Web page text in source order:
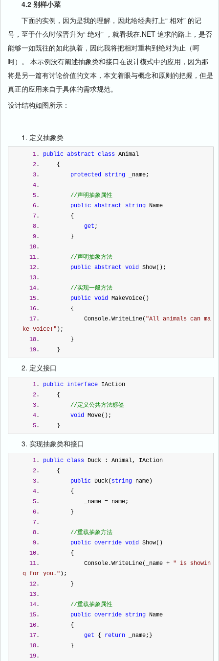
4.2 别样小菜
下面的实例，因为是我的理解，因此给经典打上“ 相对” 的记
号，至于什么时候晋升为“ 绝对” ，就看我在.NET 追求的路上，是否
能够一如既往的如此执着，因此我将把相对重构到绝对为止（呵
呵）。 本示例没有阐述抽象类和接口在设计模式中的应用，因为那
将是另一篇有讨论价值的文本，本文着眼与概念和原则的把握，但是
真正的应用来自于具体的需求规范。
设计结构如图所示：
1. 定义抽象类
1. public abstract class Animal
2.     {
3. protected string _name;
4.
5. //声明抽象属性
6. public abstract string Name
7.         {
8. get ;
9.         }
10.
11. //声明抽象方法
12. public abstract void Show();
13.
14. //实现一般方法
15. public void MakeVoice()
16.         {
17.             Console.WriteLine( "All animals can ma
ke voice! " );
18.         }
19.     }
2. 定义接口
1. public interface IAction
2.     {
3. //定义公共方法标签
4. void Move();
5.     }
3. 实现抽象类和接口
1. public class Duck : Animal, IAction
2.     {
3. public Duck( string name)
4.         {
5.             _name = name;
6.         }
7.
8. //重载抽象方法
9. public override void Show()
10.         {
11.             Console.WriteLine(_name + " is showin
g for you. " );
12.         }
13.
14. //重载抽象属性
15. public override string Name
16.         {
17. get { return _name;}
18.         }
19.